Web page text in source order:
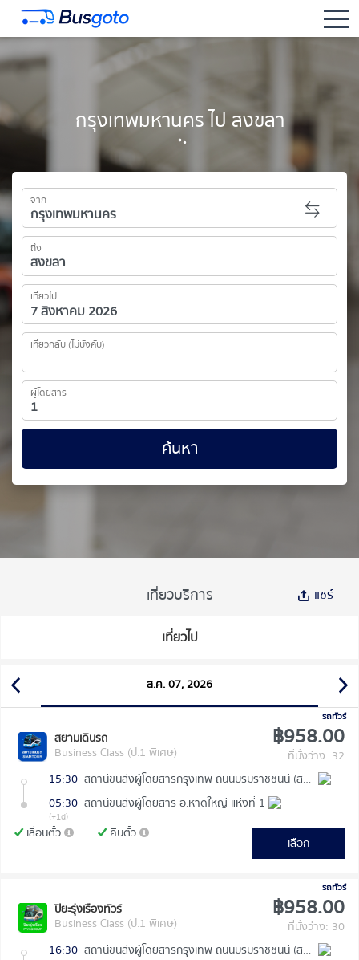
กรุงเทพมหานคร ไป สงขลา
จาก
ถึง
เที่ยวไป
เที่ยวกลับ (ไม่บังคับ)
ผู้โดยสาร
ค้นหา
เที่ยวบริการ แชร์
เที่ยวไป
ส.ค. 07, 2026
รถทัวร์
สยามเดินรถ
Business Class (ป.1 พิเศษ)
฿958.00
ที่นั่งว่าง: 32
15:30
สถานีขนส่งผู้โดยสารกรุงเทพ ถนนบรมราชชนนี (สายใต้ใหม่)
05:30 สถานีขนส่งผู้โดยสาร อ.หาดใหญ่ แห่งที่ 1
(+1d)
เลื่อนตั๋ว คืนตั๋ว
เลือก
รถทัวร์
ปิยะรุ่งเรืองทัวร์
Business Class (ป.1 พิเศษ)
฿958.00
ที่นั่งว่าง: 30
16:30
สถานีขนส่งผู้โดยสารกรุงเทพ ถนนบรมราชชนนี (สายใต้ใหม่)